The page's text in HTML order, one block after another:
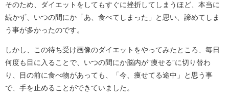
そのため、ダイエットをしてもすぐに挫折してしまうほど、本当に
続かず、いつの間にか「あ、食べてしまった」と思い、諦めてしま
う事が多かったのです。
しかし、この待ち受け画像のダイエットをやってみたところ、毎日
何度も目に入ることで、いつの間にか脳内が”痩せる”に切り替わ
り、目の前に食べ物があっても、「今、痩せてる途中」と思う事
で、手を止めることができていました。